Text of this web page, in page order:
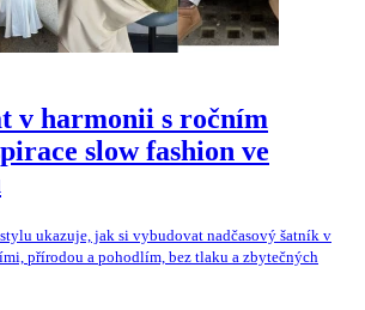
v harmonii s ročním
slow fashion ve
ukazuje, jak si vybudovat nadčasový šatník v
přírodou a pohodlím, bez tlaku a zbytečných